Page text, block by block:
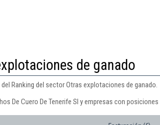
de ganado
Ranking del sector Otras explotaciones de ganado.
De Cuero De Tenerife Sl y empresas con